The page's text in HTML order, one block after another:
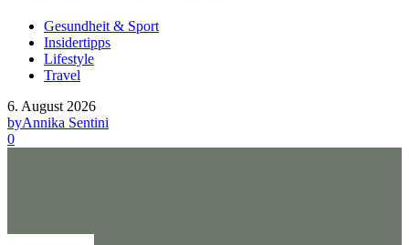
Gesundheit & Sport
Insidertipps
Lifestyle
Travel
6. August 2026
byAnnika Sentini
0